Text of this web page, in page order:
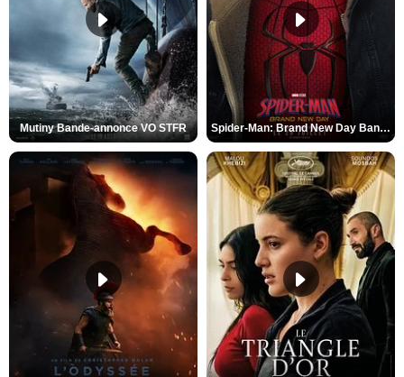
Mutiny Bande-annonce VO STFR Spider-Man: Brand New Day Bande-annonce VO STFR